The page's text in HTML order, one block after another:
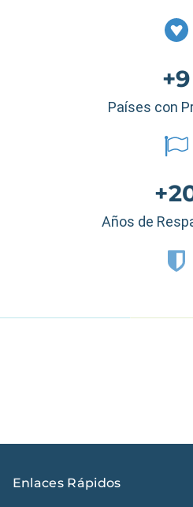
+9
Países con
Años de
Enlaces Rápidos